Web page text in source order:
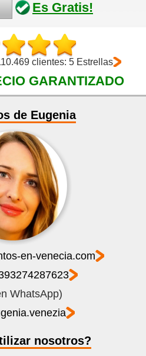
Es Gratis!
clientes: 5 Estrellas
GARANTIZADO
de Eugenia
en-venecia.com
WhatsApp)
nosotros?